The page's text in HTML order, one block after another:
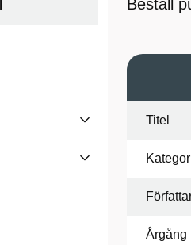
Beställ
Titel
Årgång